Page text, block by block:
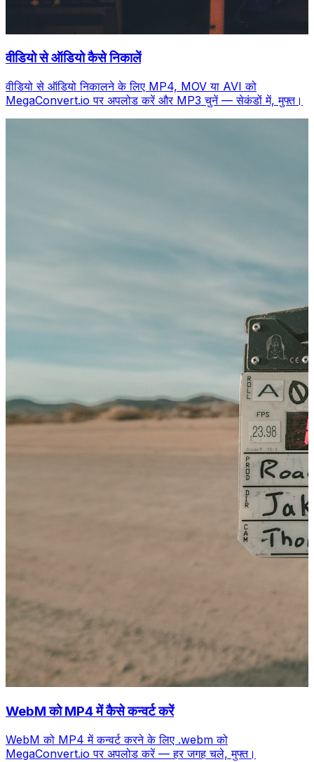
वीडियो से ऑडियो कैसे निकालें
वीडियो से ऑडियो निकालने के लिए MP4, MOV या AVI को
MegaConvert.io पर अपलोड करें और MP3 चुनें — सेकंडों में, मुफ्त।
WebM को MP4 में कैसे कन्वर्ट करें
WebM को MP4 में कन्वर्ट करने के लिए .webm को
MegaConvert.io पर अपलोड करें — हर जगह चले, मुफ्त।